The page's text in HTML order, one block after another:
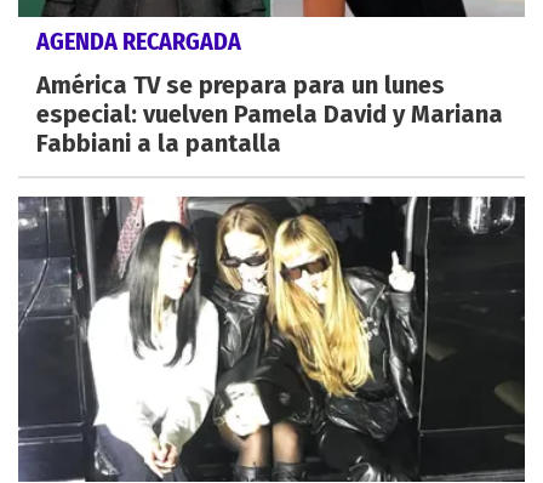
AGENDA RECARGADA
América TV se prepara para un lunes
especial: vuelven Pamela David y Mariana
Fabbiani a la pantalla